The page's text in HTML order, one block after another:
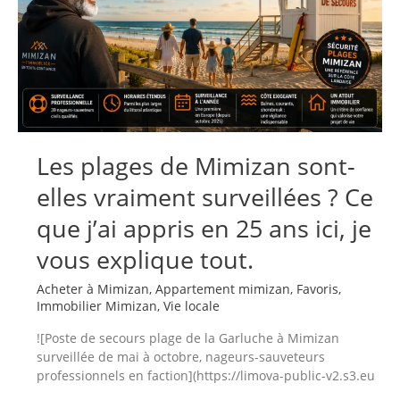
Les plages de Mimizan sont-
elles vraiment surveillées ? Ce
que j’ai appris en 25 ans ici, je
vous explique tout.
Acheter à Mimizan, Appartement mimizan, Favoris,
Immobilier Mimizan, Vie locale
![Poste de secours plage de la Garluche à Mimizan
surveillée de mai à octobre, nageurs-sauveteurs
professionnels en faction](https://limova-public-v2.s3.eu